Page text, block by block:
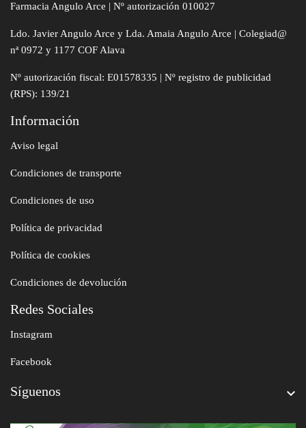
Farmacia Angulo Arce | Nº autorización 010027
Ldo. Javier Angulo Arce y Lda. Amaia Angulo Arce | Colegiad@
nª 0972 y 1177 COF Alava
Nº autorización fiscal: E01578335 | Nº registro de publicidad
(RPS): 139/21
Información
Aviso legal
Condiciones de transporte
Condiciones de uso
Política de privacidad
Política de cookies
Condiciones de devolución
Redes Sociales
Instagram
Facebook
Síguenos 